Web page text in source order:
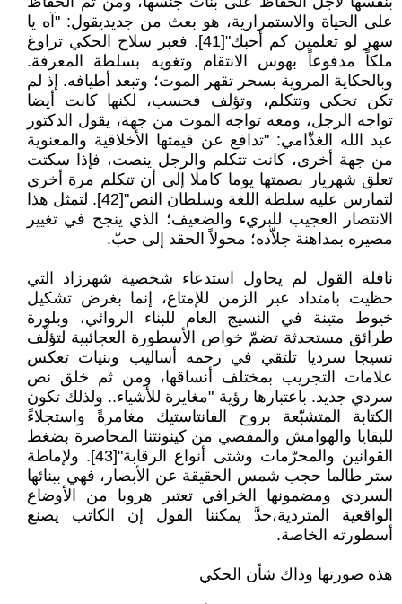
على الحياة والاستمرارية، هو بعث من جديديقول: "آه يا
سهر لو تعلمين كم أحبك"[41]. فعبر سلاح الحكي تراوغ
ملكاً مدفوعاً بهوس الانتقام وتغويه بسلطة المعرفة.
وبالحكاية المروية بسحر تقهر الموت؛ وتبعد أطيافه. إذ لم
تكن تحكي وتتكلم، وتؤلف فحسب، لكنها كانت أيضا
تواجه الرجل، ومعه تواجه الموت من جهة، يقول الدكتور
عبد الله الغذّامي: "تدافع عن قيمتها الأخلاقية والمعنوية
من جهة أخرى، كانت تتكلم والرجل ينصت، فإذا سكتت
تعلق شهريار بصمتها يوما كاملا إلى أن تتكلم مرة أخرى
لتمارس عليه سلطة اللغة وسلطان النص"[42]. لتمثل هذا
الانتصار العجيب للبريء والضعيف؛ الذي ينجح في تغيير
مصيره بمداهنة جلاّده؛ محولاً الحقد إلى حبّ.
نافلة القول لم يحاول استدعاء شخصية شهرزاد التي
حظيت بامتداد عبر الزمن للإمتاع، إنما بغرض تشكيل
خيوط متينة في النسيج العام للبناء الروائي، وبلورة
طرائق مستحدثة تضمّ خواص الأسطورة العجائبية لتؤلّف
نسيجا سرديا تلتقي في رحمه أساليب وبنيات تعكس
علامات التجريب بمختلف أنساقها، ومن ثم خلق نص
سردي جديد. باعتبارها رؤية "مغايرة للأشياء.. ولذلك تكون
الكتابة المتشبّعة بروح الفانتاستيك مغامرةً واستجلاءً
للبقايا والهوامش والمقصي من كينونتنا المحاصرة بضغط
القوانين والمحرّمات وشتى أنواع الرقابة"[43]. ولإماطة
ستر طالما حجب شمس الحقيقة عن الأبصار، فهي ببنائها
السردي ومضمونها الخرافي تعتبر هروبا من الأوضاع
الواقعية المتردية،حدَّ يمكننا القول إن الكاتب يصنع
أسطورته الخاصة.
هذه صورتها وذاك شأن الحكي